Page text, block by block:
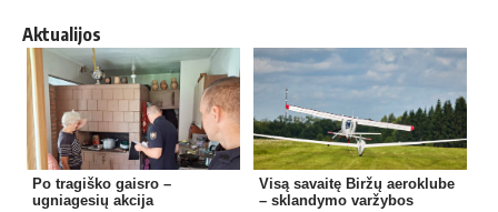
Aktualijos
Po tragiško gaisro –
ugniagesių akcija
Visą savaitę Biržų aeroklube
– sklandymo varžybos